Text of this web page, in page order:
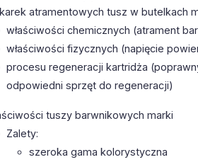
atramentowych tusz w butelkach
właściwości chemicznych (atrament
właściwości fizycznych (napięcie
procesu regeneracji kartridża
odpowiedni sprzęt do regeneracji)
tuszy barwnikowych marki
Zalety:
szeroka gama kolorystyczna